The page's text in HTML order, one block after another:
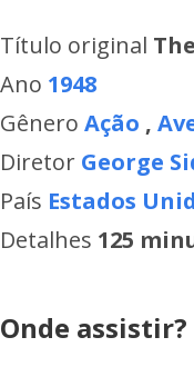
Título original
Ano 1948
Gênero Ação ,
Diretor George
País Estados
Detalhes 125
Onde assistir?